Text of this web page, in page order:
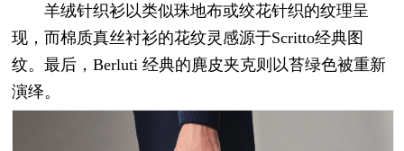
羊绒针织衫以类似珠地布或绞花针织的纹理呈
现，而棉质真丝衬衫的花纹灵感源于Scritto经典图
纹。最后，Berluti 经典的麂皮夹克则以苔绿色被重新
演绎。